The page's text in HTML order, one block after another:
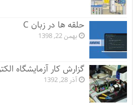
حلقه ها در زبان C
بهمن 22, 1398
گزارش کار آزمایشگاه
آذر 28, 1392